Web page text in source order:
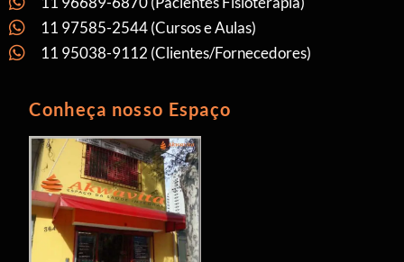
11 97585-2544 (Cursos e Aulas)
11 95038-9112 (Clientes/Fornecedores)
Conheça nosso Espaço